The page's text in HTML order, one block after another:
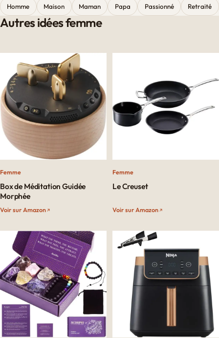
Homme Maison Maman Papa Passionné Retraité
Autres idées femme
Femme
Box de Méditation Guidée
Morphée
Voir sur Amazon
Femme
Le Creuset
Voir sur Amazon